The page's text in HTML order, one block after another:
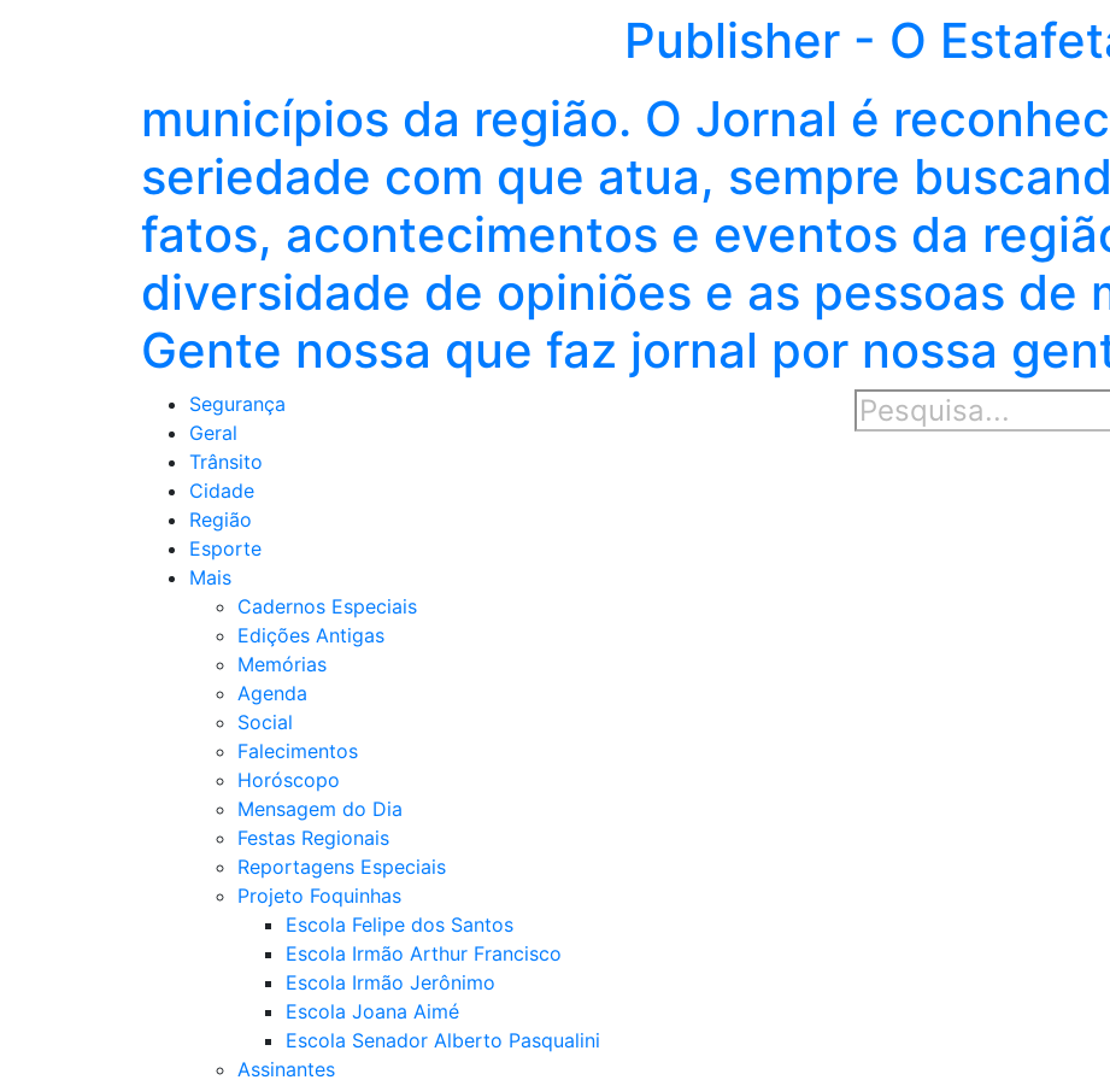
Publisher - O
municípios da região. O Jornal é
seriedade com que atua, sempre
fatos, acontecimentos e eventos da
diversidade de opiniões e as pessoas de
Gente nossa que faz jornal por nossa
Segurança
Geral
Trânsito
Cidade
Região
Esporte
Mais
Cadernos Especiais
Edições Antigas
Memórias
Agenda
Social
Falecimentos
Horóscopo
Mensagem do Dia
Festas Regionais
Reportagens Especiais
Projeto Foquinhas
Escola Felipe dos Santos
Escola Irmão Arthur Francisco
Escola Irmão Jerônimo
Escola Joana Aimé
Escola Senador Alberto Pasqualini
Assinantes